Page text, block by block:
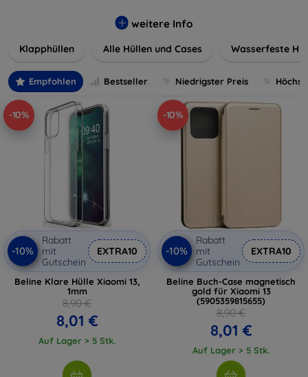
Farben, um Ihren persönlichen Stil perfekt zu
weitere Info
Klapphüllen Alle Hüllen und Cases Wasserfeste
Empfohlen Bestseller Niedrigster Preis
-10%
-10%
Rabatt
mit
Gutschein
EXTRA10
Beline Klare Hülle Xiaomi 13,
1mm
8,90 €
8,01 €
Auf Lager > 5 Stk.
-10%
-10%
Rabatt
mit
Gutschein
EXTRA10
Beline Buch-Case magnetisch
gold für Xiaomi 13
(5905359815655)
8,90 €
8,01 €
Auf Lager > 5 Stk.